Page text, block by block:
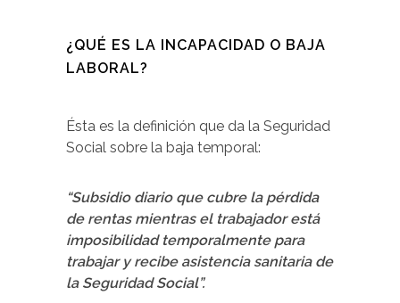
¿QUÉ ES LA INCAPACIDAD O BAJA
LABORAL?
Ésta es la definición que da la Seguridad
Social sobre la baja temporal:
“Subsidio diario que cubre la pérdida
de rentas mientras el trabajador está
imposibilidad temporalmente para
trabajar y recibe asistencia sanitaria de
la Seguridad Social”.